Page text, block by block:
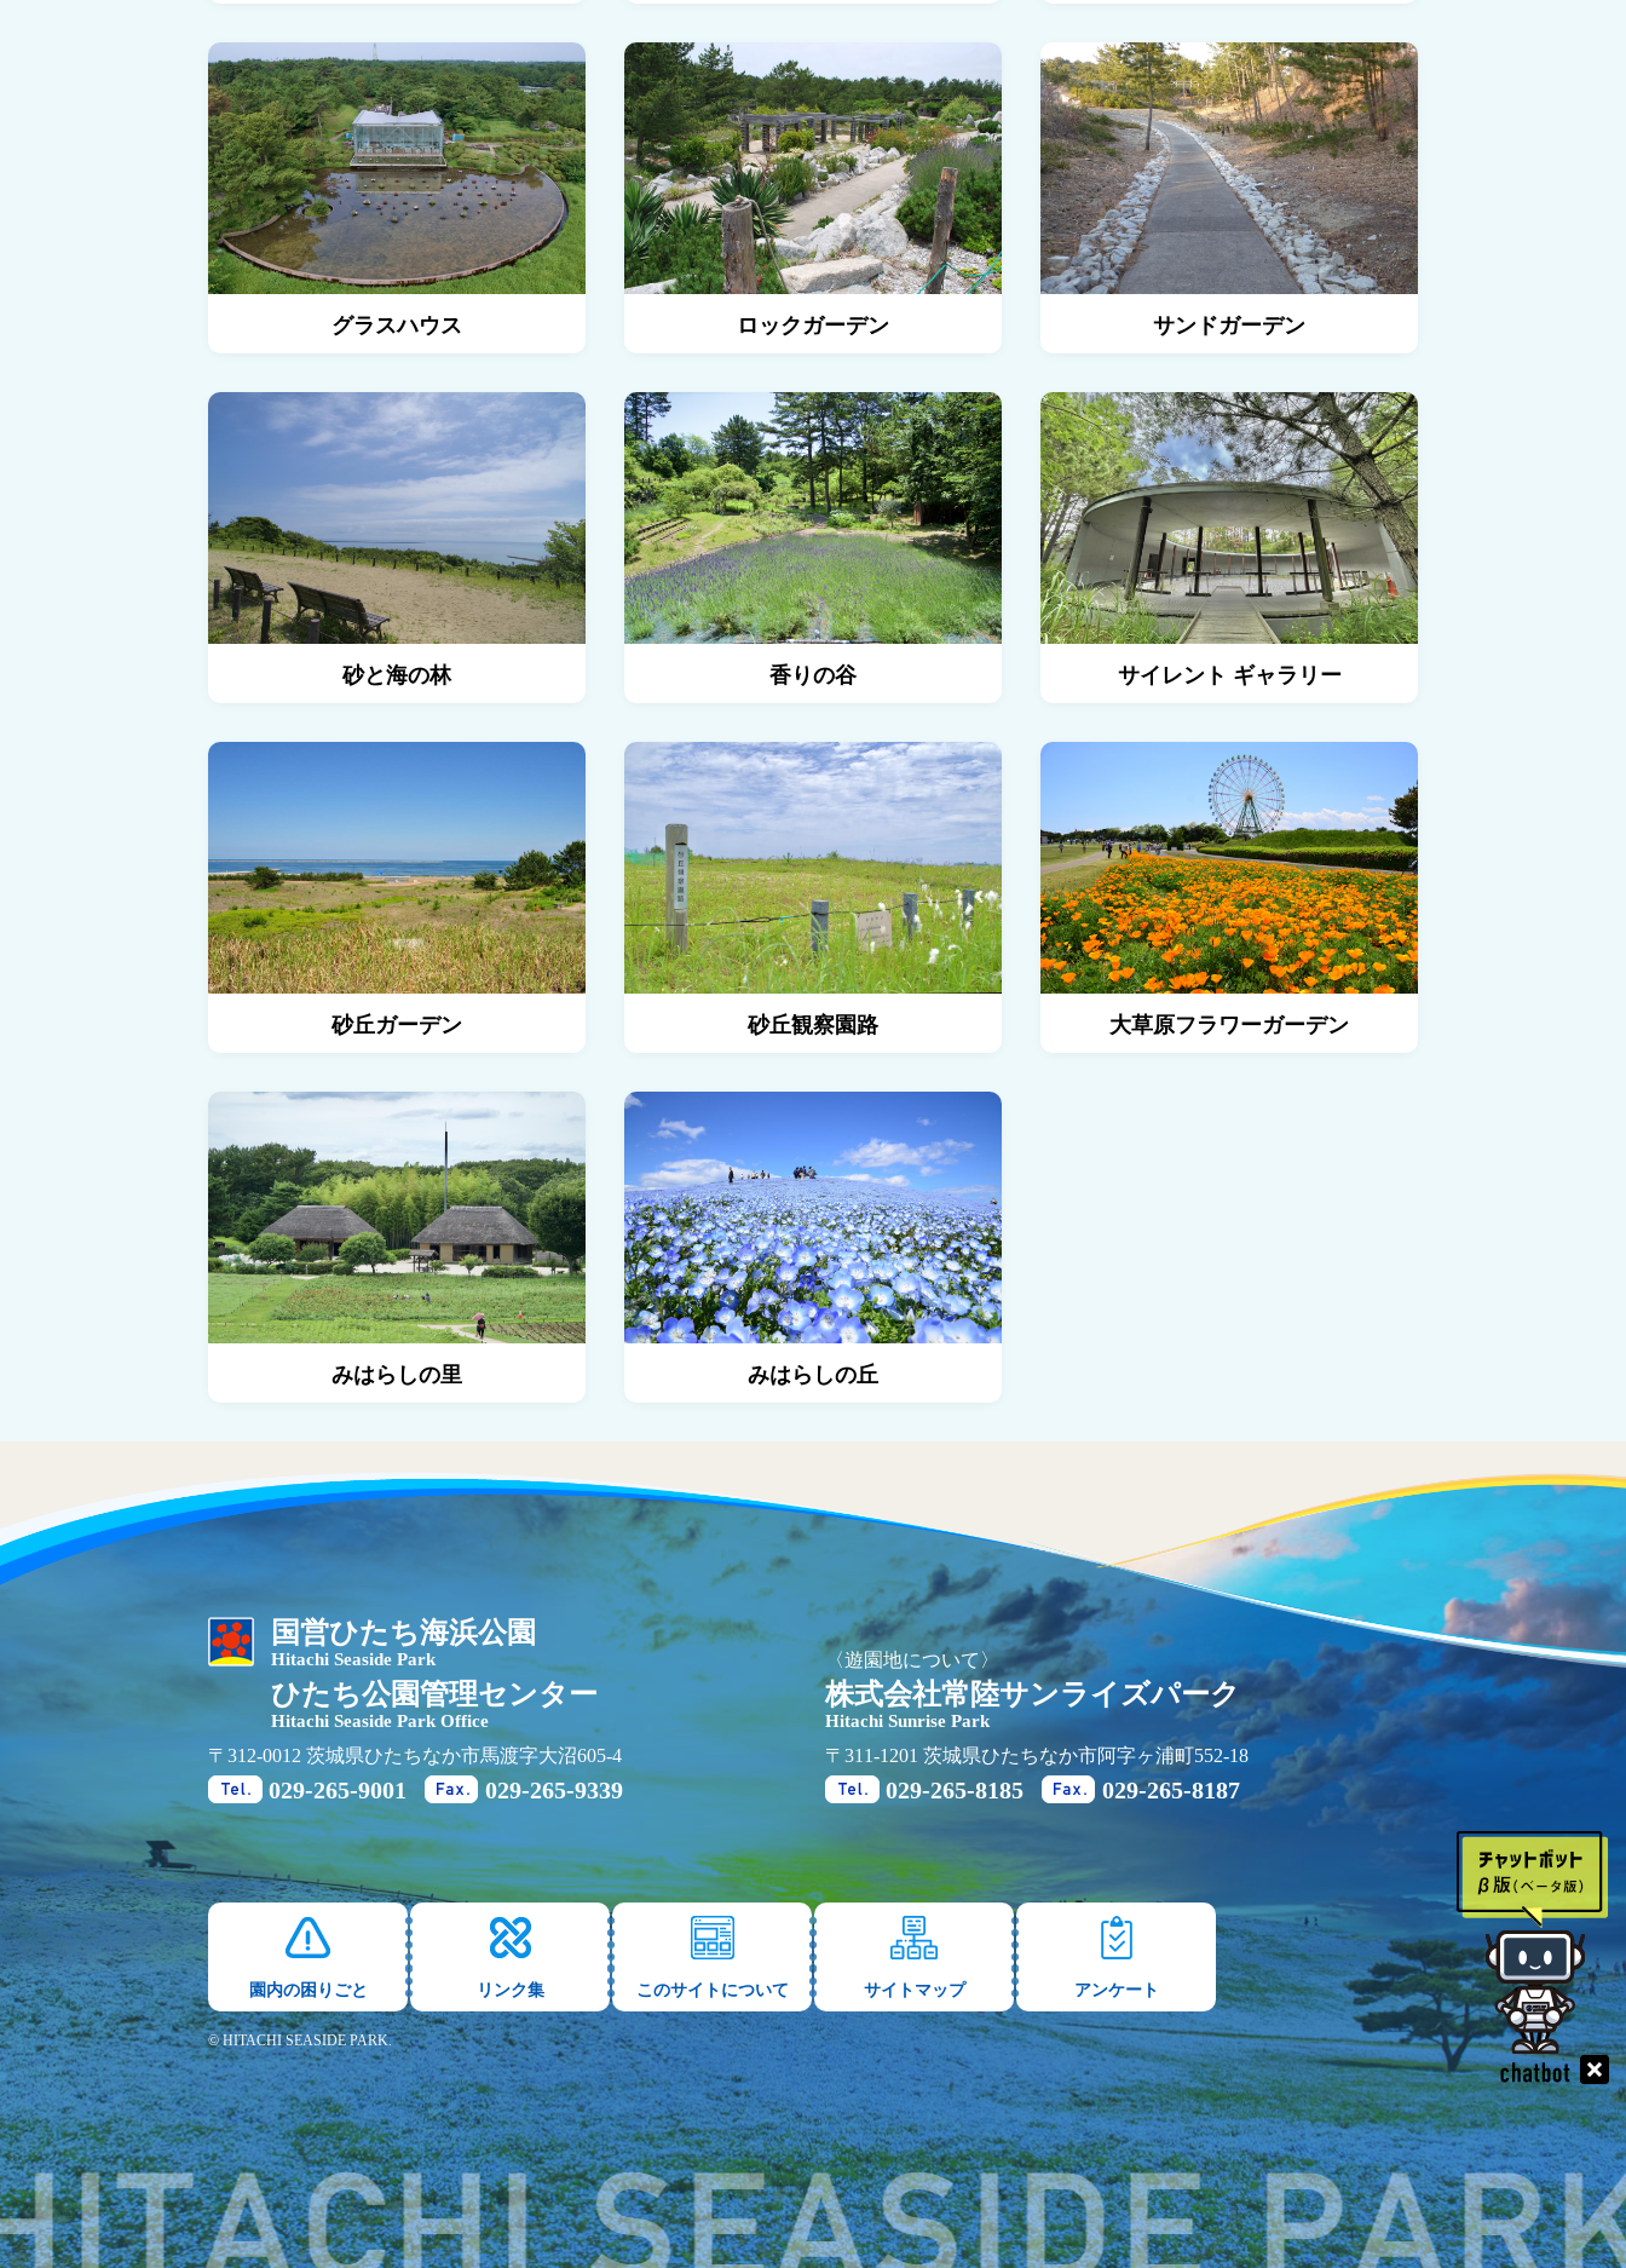
グラスハウス
グラスハウスの詳細を見る
ロックガーデン
ロックガーデンの詳細を見る
サンドガーデン
砂と海の林
砂と海の林の詳細を見る
香りの谷
香りの谷の詳細を見る
サイレント ギャラリー
砂丘ガーデン
砂丘ガーデンの詳細を見る
砂丘観察園路
砂丘観察園路の詳細を見る
大草原フラワーガーデン
みはらしの里
みはらしの里の詳細を見る
みはらしの丘
国営ひたち海浜公園
Hitachi Seaside Park
ひたち公園管理センター
Hitachi Seaside Park Office
〒312-0012 茨城県ひたちなか市馬渡字大沼605-4
Tel.
029-265-9001 Fax.
029-265-9339
〈遊園地について〉
株式会社常陸サンライズパーク
Hitachi Sunrise Park
〒311-1201 茨城県ひたちなか市阿字ヶ浦町552-18
Tel.
029-265-8185 Fax.
029-265-8187
園内の困りごと リンク集 このサイトについて サイトマップ アンケート
© HITACHI SEASIDE PARK.